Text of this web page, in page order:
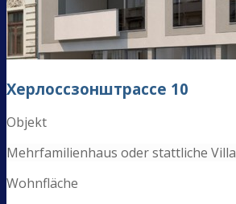
Херлоссзонштрассе 10
Objekt
Mehrfamilienhaus oder stattliche Villa
Wohnfläche